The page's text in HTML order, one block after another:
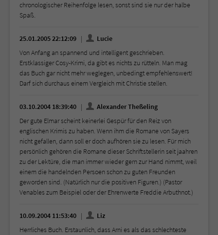
chronologischer Reihenfolge lesen, sonst sind sie nur der halbe
Spaß.
25.01.2005 22:12:09
Lucie
Von Anfang an spannend und intelligent geschrieben.
Erstklassiger Cosy-Krimi, da gibt es nichts zu rütteln. Man mag
das Buch gar nicht mehr weglegen, unbedingt empfehlenswert!
Darf sich durchaus einem Vergleich mit Christie stellen.
03.10.2004 18:39:40
Alexander Theßeling
Der gute Elmar scheint keinerlei Gespür für den Reiz von
englischen Krimis zu haben. Wenn ihm die Romane von Sayers
nicht gefallen, dann soll er doch aufhören sie zu lesen. Für mich
persönlich gehören die Romane dieser Schriftstellerin seit jaahren
zu der Lektüre, die man immer wieder gern zur Hand nimmt, weil
einem die handelnden Persoen schon zu guten Freunden
geworden sind. (Natürlich nur die positiven Figuren.) (Pastor
Venables zum Beispiel oder der Ehrenwerte Freddie Arbuthnot.)
10.09.2004 11:53:40
Liz
Herrliches Buch. Erstaunlich, dass Arni es als das schlechteste